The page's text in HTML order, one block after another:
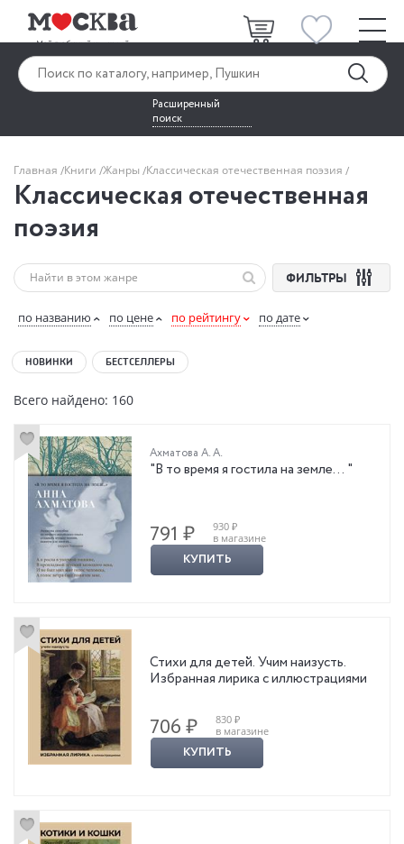
Расширенный
поиск
Главная Книги Жанры Классическая отечественная поэзия
Классическая отечественная
поэзия
ФИЛЬТРЫ
по названию по цене по рейтингу по дате
НОВИНКИ БЕСТСЕЛЛЕРЫ
Всего найдено: 160
Ахматова А. А.
"В то время я гостила на земле… "
791 ₽
930 ₽
в магазине
КУПИТЬ
Стихи для детей. Учим наизусть.
Избранная лирика с иллюстрациями
706 ₽
830 ₽
в магазине
КУПИТЬ